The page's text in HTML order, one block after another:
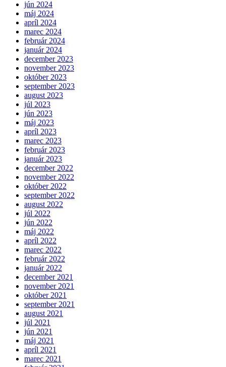
jún 2024
máj 2024
apríl 2024
marec 2024
február 2024
január 2024
december 2023
november 2023
október 2023
september 2023
august 2023
júl 2023
jún 2023
máj 2023
apríl 2023
marec 2023
február 2023
január 2023
december 2022
november 2022
október 2022
september 2022
august 2022
júl 2022
jún 2022
máj 2022
apríl 2022
marec 2022
február 2022
január 2022
december 2021
november 2021
október 2021
september 2021
august 2021
júl 2021
jún 2021
máj 2021
apríl 2021
marec 2021